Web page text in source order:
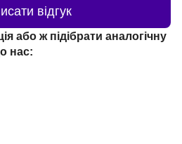
відгук
або ж підібрати аналогічну
нас: